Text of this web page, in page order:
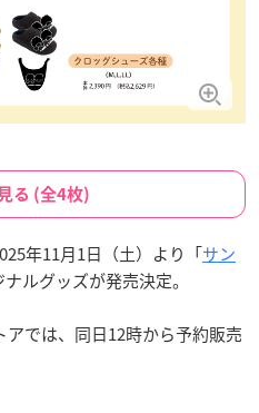
る (全4枚)
年11月1日（土）より「サン
ルグッズが発売決定。
では、同日12時から予約販売